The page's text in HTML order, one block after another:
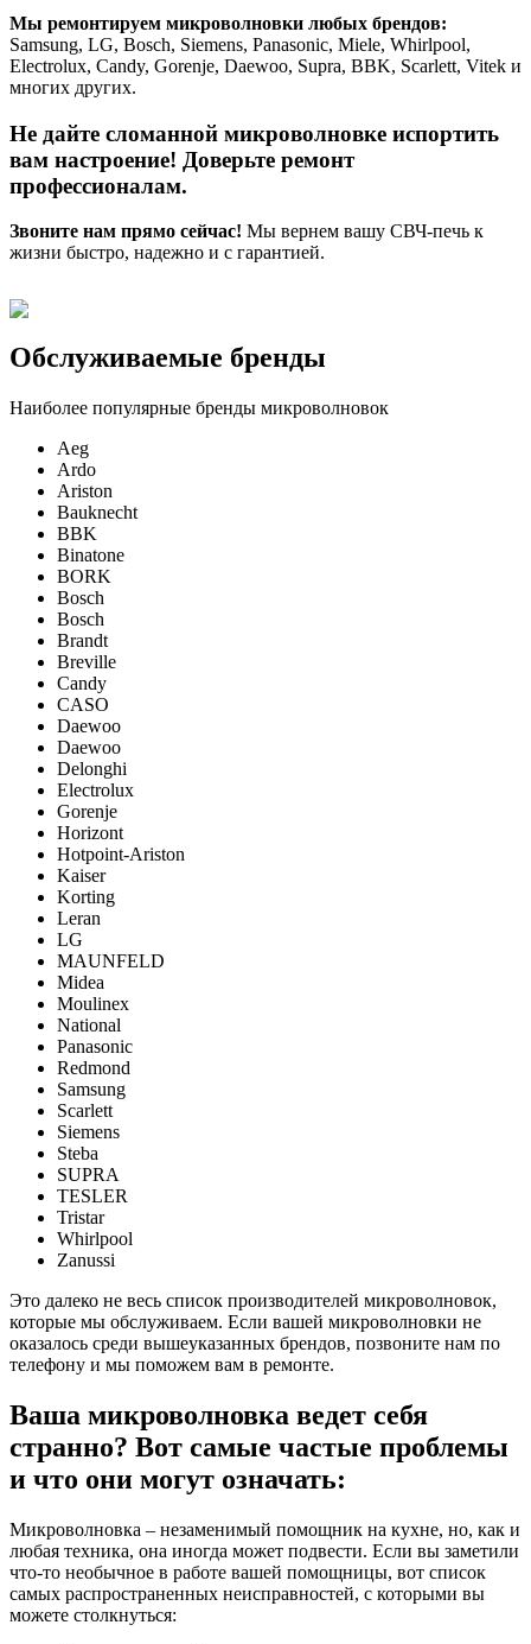
Мы ремонтируем микроволновки любых брендов:
Samsung, LG, Bosch, Siemens, Panasonic, Miele, Whirlpool,
Electrolux, Candy, Gorenje, Daewoo, Supra, BBK, Scarlett, Vitek и
многих других.
Не дайте сломанной микроволновке испортить
вам настроение! Доверьте ремонт
профессионалам.
Звоните нам прямо сейчас! Мы вернем вашу СВЧ-печь к
жизни быстро, надежно и с гарантией.
Обслуживаемые бренды
Наиболее популярные бренды микроволновок
Aeg
Ardo
Ariston
Bauknecht
BBK
Binatone
BORK
Bosch
Bosch
Brandt
Breville
Candy
CASO
Daewoo
Daewoo
Delonghi
Electrolux
Gorenje
Horizont
Hotpoint-Ariston
Kaiser
Korting
Leran
LG
MAUNFELD
Midea
Moulinex
National
Panasonic
Redmond
Samsung
Scarlett
Siemens
Steba
SUPRA
TESLER
Tristar
Whirlpool
Zanussi
Это далеко не весь список производителей микроволновок,
которые мы обслуживаем. Если вашей микроволновки не
оказалось среди вышеуказанных брендов, позвоните нам по
телефону и мы поможем вам в ремонте.
Ваша микроволновка ведет себя
странно? Вот самые частые проблемы
и что они могут означать:
Микроволновка – незаменимый помощник на кухне, но, как и
любая техника, она иногда может подвести. Если вы заметили
что-то необычное в работе вашей помощницы, вот список
самых распространенных неисправностей, с которыми вы
можете столкнуться: